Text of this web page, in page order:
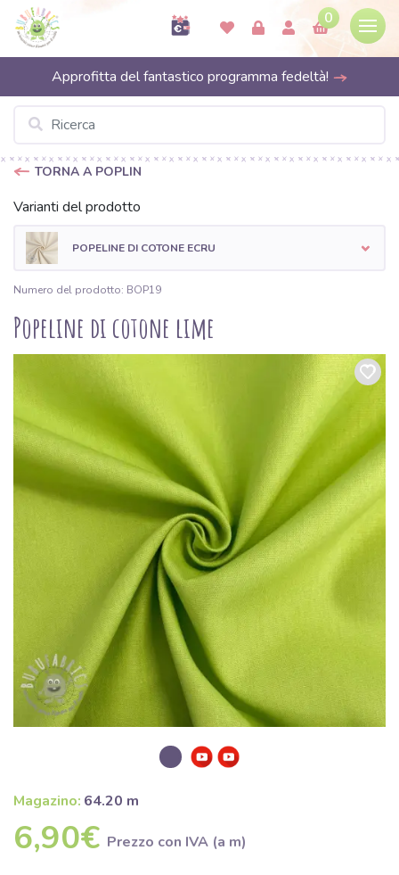
0
Approfitta del fantastico programma fedeltà!
TORNA A POPLIN
Varianti del prodotto
POPELINE DI COTONE ECRU
Numero del prodotto: BOP19
Popeline di cotone lime
Magazino: 64.20 m
6,90€ Prezzo con IVA (a m)